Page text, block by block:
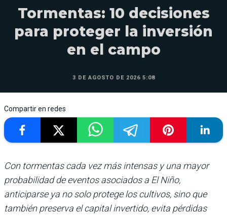
Tormentas: 10 decisiones
para proteger la inversión
en el campo
3 DE AGOSTO DE 2026 5:08
Compartir en redes
Con tormentas cada vez más intensas y una mayor
probabilidad de eventos asociados a El Niño,
anticiparse ya no solo protege los cultivos, sino que
también preserva el capital invertido, evita pérdidas